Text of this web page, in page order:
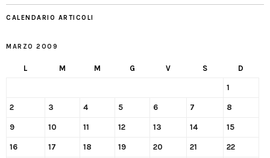
CALENDARIO ARTICOLI
MARZO 2009
L M M G V S D
1
2 3 4 5 6 7 8
9 10 11 12 13 14 15
16 17 18 19 20 21 22